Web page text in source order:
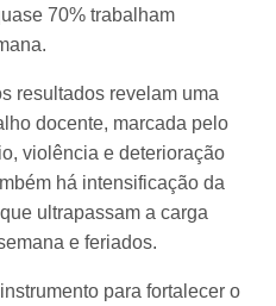
70% trabalham
resultados revelam uma
docente, marcada pelo
violência e deterioração
há intensificação da
ultrapassam a carga
e feriados.
para fortalecer o